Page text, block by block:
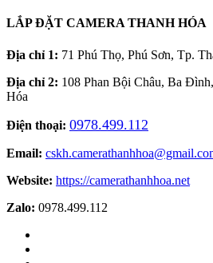
LẮP ĐẶT CAMERA THANH HÓA
Địa chỉ 1: 71 Phú Thọ, Phú Sơn, Tp.
Địa chỉ 2: 108 Phan Bội Châu, Ba
Hóa
Điện thoại: 0978.499.112
Email:
Website: https://camerathanhhoa.net
Zalo: 0978.499.112